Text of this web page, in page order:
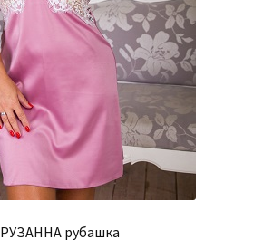
РУЗАННА рубашка